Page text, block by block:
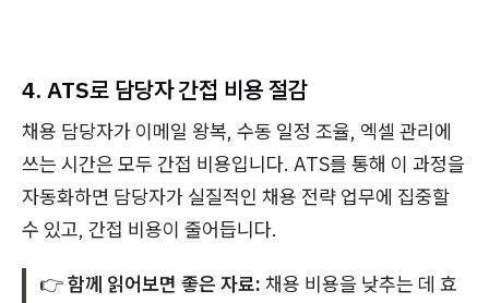
4. ATS로 담당자 간접 비용 절감
채용 담당자가 이메일 왕복, 수동 일정 조율, 엑셀 관리에
쓰는 시간은 모두 간접 비용입니다. ATS를 통해 이 과정을
자동화하면 담당자가 실질적인 채용 전략 업무에 집중할
수 있고, 간접 비용이 줄어듭니다.
👉함께 읽어보면 좋은 자료: 채용 비용을 낮추는 데 효